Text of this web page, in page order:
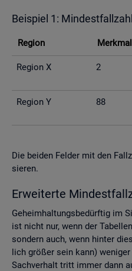
Bei­spiel 1:
Re­gi­on
Re­gi­on X 2
Re­gi­on Y 88
Die bei­den Fel­der mit den
sie­ren.
Er­wei­ter­te
Ge­heim­hal­tungs­be­dürf­tig im
ist nicht nur, wenn der
son­dern auch, wenn hin­ter
lich grö­ßer sein kann)
Sach­ver­halt tritt immer dann